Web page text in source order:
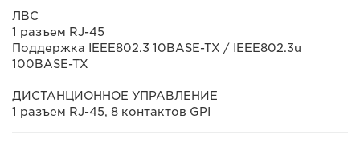
ЛВС
1 разъем RJ-45
Поддержка IEEE802.3 10BASE-TX / IEEE802.3u
100BASE-TX
ДИСТАНЦИОННОЕ УПРАВЛЕНИЕ
1 разъем RJ-45, 8 контактов GPI